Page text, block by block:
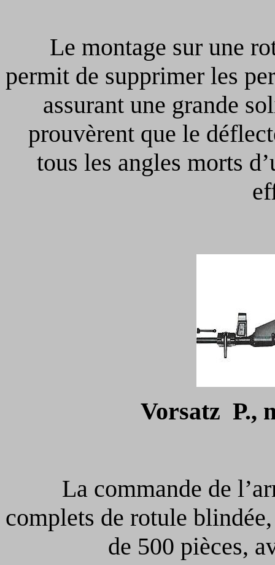
Le montage sur une
permit de supprimer les
assurant une grande
prouvèrent que le
tous les angles morts
Vorsatz P.,
La commande de
complets de rotule
de 500 pièces,